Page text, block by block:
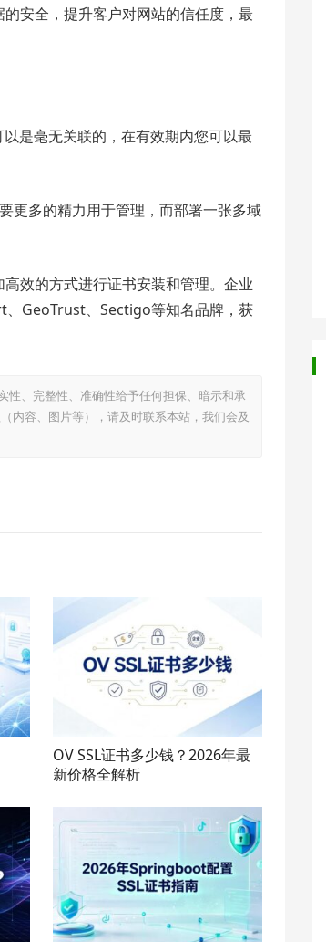
安全，提升客户对网站的信任度，最
是毫无关联的，在有效期内您可以最
更多的精力用于管理，而部署一张多域
效的方式进行证书安装和管理。企业
、GeoTrust、Sectigo等知名品牌，获
性、完整性、准确性给予任何担保、暗示和承
内容、图片等），请及时联系本站，我们会及
OV SSL证书多少钱？2026年最
新价格全解析